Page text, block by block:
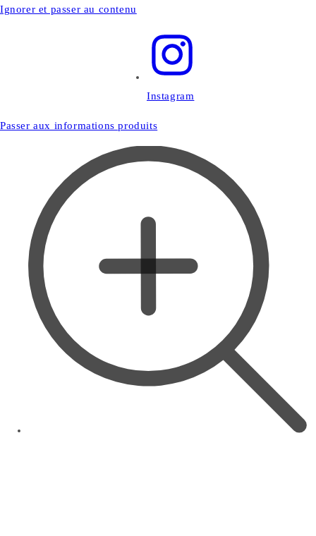
Ignorer et passer au contenu
Instagram
Passer aux informations produits